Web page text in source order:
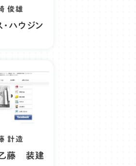
俊雄
ハウジン
計造
藤 装建